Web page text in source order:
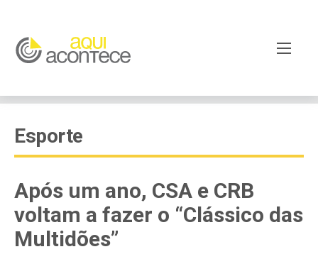
Esporte
Após um ano, CSA e CRB
voltam a fazer o “Clássico das
Multidões”